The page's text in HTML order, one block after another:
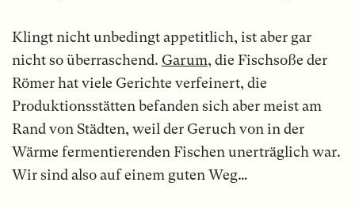
Klingt nicht unbedingt appetitlich, ist aber gar
nicht so überraschend. Garum, die Fischsoße der
Römer hat viele Gerichte verfeinert, die
Produktionsstätten befanden sich aber meist am
Rand von Städten, weil der Geruch von in der
Wärme fermentierenden Fischen unerträglich war.
Wir sind also auf einem guten Weg…